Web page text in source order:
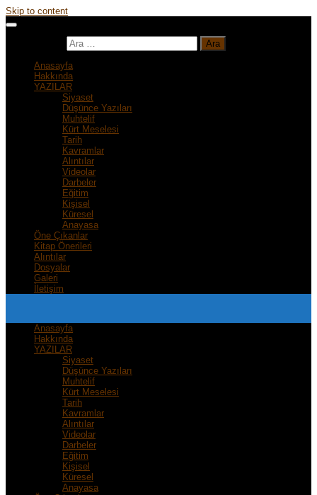
Skip to content
Anasayfa
Hakkında
YAZILAR
Siyaset
Düşünce Yazıları
Muhtelif
Kürt Meselesi
Tarih
Kavramlar
Alıntılar
Videolar
Darbeler
Eğitim
Kişisel
Küresel
Anayasa
Öne Çıkanlar
Kitap Önerileri
Alıntılar
Dosyalar
Galeri
İletişim
Anasayfa
Hakkında
YAZILAR
Siyaset
Düşünce Yazıları
Muhtelif
Kürt Meselesi
Tarih
Kavramlar
Alıntılar
Videolar
Darbeler
Eğitim
Kişisel
Küresel
Anayasa